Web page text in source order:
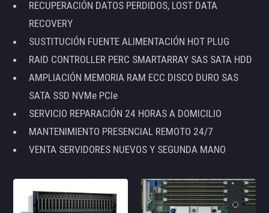
RECUPERACIÓN DATOS PERDIDOS, LOST DATA
RECOVERY
SUSTITUCIÓN FUENTE ALIMENTACIÓN HOT PLUG
RAID CONTROLLER PERC SMARTARRAY SAS SATA HDD
AMPLIACIÓN MEMORIA RAM ECC DISCO DURO SAS
SATA SSD NVMe PCIe
SERVICIO REPARACIÓN 24 HORAS A DOMICILIO
MANTENIMIENTO PRESENCIAL REMOTO 24/7
VENTA SERVIDORES NUEVOS Y SEGUNDA MANO